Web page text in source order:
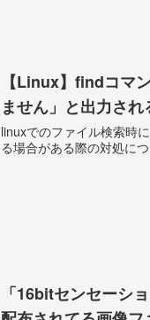
【Linux】findコマ
ません」と出力さ
linuxでのファイル検索時
る場合がある際の対処に
「16bitセンセーシ